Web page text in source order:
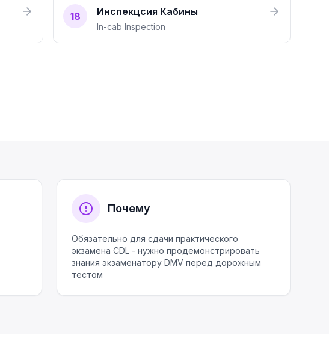
18 Инспекцсия Кабины
In-cab Inspection
Почему
Обязательно для сдачи практического
экзамена CDL - нужно продемонстрировать
знания экзаменатору DMV перед дорожным
тестом